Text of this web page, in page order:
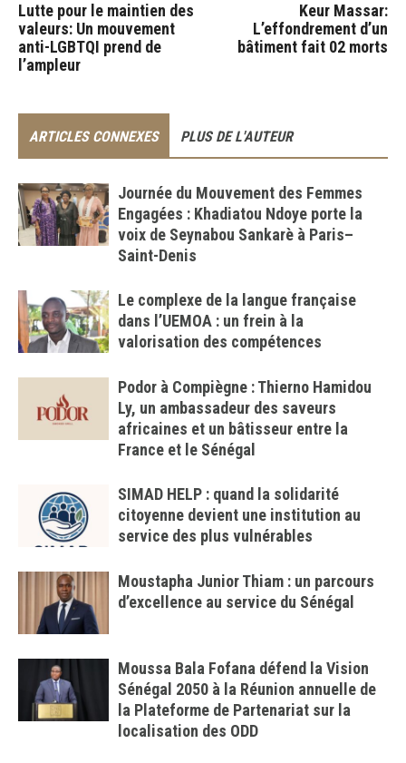
Lutte pour le maintien des
valeurs: Un mouvement
anti-LGBTQI prend de
l’ampleur
Keur Massar:
L’effondrement d’un
bâtiment fait 02 morts
ARTICLES CONNEXES PLUS DE L'AUTEUR
Journée du Mouvement des Femmes
Engagées : Khadiatou Ndoye porte la
voix de Seynabou Sankarè à Paris–
Saint-Denis
Le complexe de la langue française
dans l’UEMOA : un frein à la
valorisation des compétences
Podor à Compiègne : Thierno Hamidou
Ly, un ambassadeur des saveurs
africaines et un bâtisseur entre la
France et le Sénégal
SIMAD HELP : quand la solidarité
citoyenne devient une institution au
service des plus vulnérables
Moustapha Junior Thiam : un parcours
d’excellence au service du Sénégal
Moussa Bala Fofana défend la Vision
Sénégal 2050 à la Réunion annuelle de
la Plateforme de Partenariat sur la
localisation des ODD